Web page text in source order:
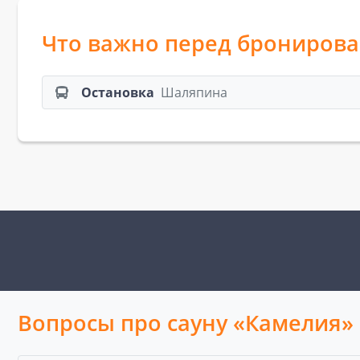
Что важно перед
Остановка Шаляпина
Вопросы про сауну «Камелия»